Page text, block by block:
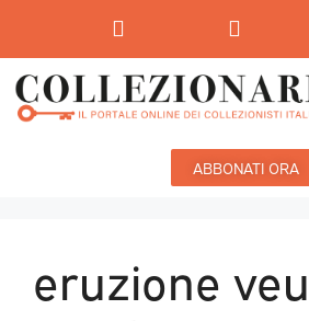
ABBONATI ORA
eruzione